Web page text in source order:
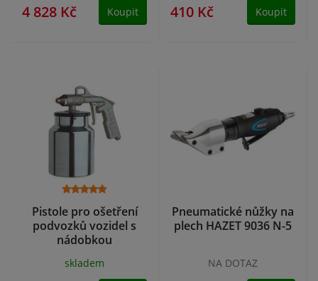
4 828 Kč Koupit 410 Kč Koupit
Pistole pro ošetření
podvozků vozidel s
nádobkou
skladem
Pneumatické nůžky na
plech HAZET 9036 N-5
NA DOTAZ